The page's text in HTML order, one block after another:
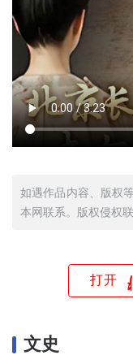
如遇作品内容、版权
本网联系。版权侵权
打开
文史